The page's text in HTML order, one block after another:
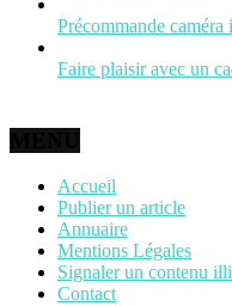
Précommande
Faire plaisir avec un
Accueil
Publier un article
Annuaire
Mentions Légales
Signaler un contenu
Contact